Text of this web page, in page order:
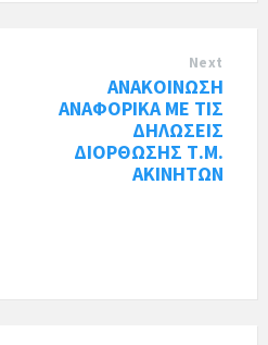
Next
ΑΝΑΚΟΙΝΩΣΗ
ΑΝΑΦΟΡΙΚΑ ΜΕ ΤΙΣ
ΔΗΛΩΣΕΙΣ
ΔΙΟΡΘΩΣΗΣ Τ.Μ.
ΑΚΙΝΗΤΩΝ